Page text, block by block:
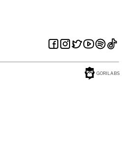
GORILABS